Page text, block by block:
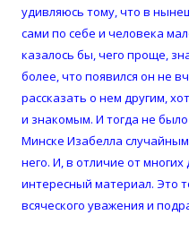
удивляюсь тому, что в
сами по себе и человека
казалось бы, чего проще,
более, что появился он не
рассказать о нем другим,
и знакомым. И тогда не
Минске Изабелла
него. И, в отличие от многих
интересный материал. Это
всяческого уважения и